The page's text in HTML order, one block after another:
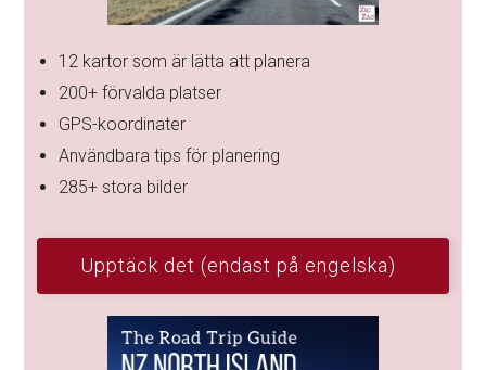
12 kartor som är lätta att planera
200+ förvalda platser
GPS-koordinater
Användbara tips för planering
285+ stora bilder
Upptäck det (endast på engelska)